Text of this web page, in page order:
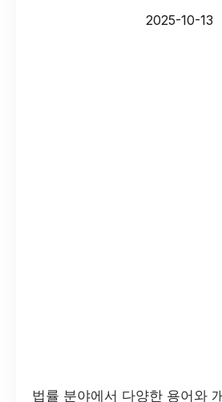
2025-10-13
법률 분야에서 다양한 용어와